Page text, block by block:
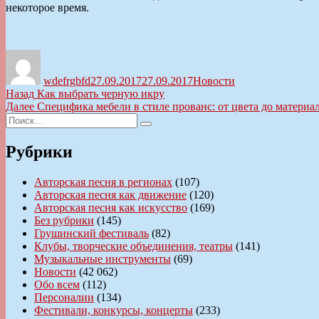
некоторое время.
wdefrgbfd27.09.201727.09.2017Новости
Навигация
по
записям
Назад Предыдущая
запись:
Как выбрать черную икру
Далее Следующая
Специфика мебели в стиле прованс: от цвета до
Искать:
Поиск
Рубрики
Авторская песня в регионах (107)
Авторская песня как движение (120)
Авторская песня как искусство (169)
Без рубрики (145)
Грушинский фестиваль (82)
Клубы, творческие объединения, театры (141)
Музыкальные инструменты (69)
Новости (42 062)
Обо всем (112)
Персоналии (134)
Фестивали, конкурсы, концерты (233)